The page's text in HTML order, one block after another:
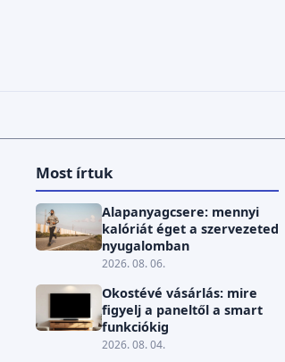
Most írtuk
Alapanyagcsere: mennyi
kalóriát éget a szervezeted
nyugalomban
2026. 08. 06.
Okostévé vásárlás: mire
figyelj a paneltől a smart
funkciókig
2026. 08. 04.